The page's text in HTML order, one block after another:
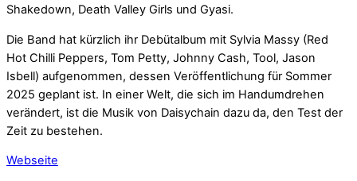
Shakedown, Death Valley Girls und Gyasi.
Die Band hat kürzlich ihr Debütalbum mit Sylvia Massy (Red
Hot Chilli Peppers, Tom Petty, Johnny Cash, Tool, Jason
Isbell) aufgenommen, dessen Veröffentlichung für Sommer
2025 geplant ist. In einer Welt, die sich im Handumdrehen
verändert, ist die Musik von Daisychain dazu da, den Test der
Zeit zu bestehen.
Webseite